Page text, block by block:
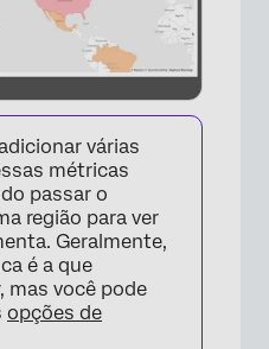
várias
métricas
passar o
região para ver
Geralmente,
é a que
mas você pode
opções de